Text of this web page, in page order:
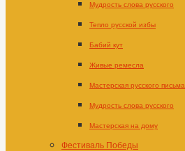
Мудрость слова русского
Тепло русской избы
Бабий кут
Живые ремесла
Мастерская русского письма
Мудрость слова русского
Мастерская на дому
Фестиваль Победы